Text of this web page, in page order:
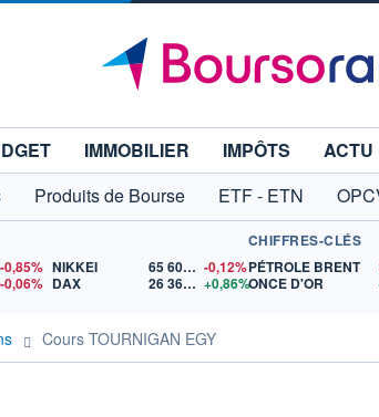
IMMOBILIER IMPÔTS ACTU
Produits de Bourse ETF - ETN
-0,85%
-0,06%
NIKKEI 65 606,71 -0,12%
DAX
26 363,69 +0,86%
CHIFFRES-CLÉS
PÉTROLE BRENT
ONCE D'OR
Cours TOURNIGAN EGY